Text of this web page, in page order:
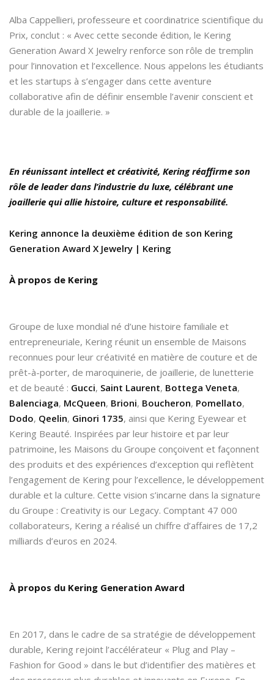
Alba Cappellieri, professeure et coordinatrice scientifique du
Prix, conclut : « Avec cette seconde édition, le Kering
Generation Award X Jewelry renforce son rôle de tremplin
pour l’innovation et l’excellence. Nous appelons les étudiants
et les startups à s’engager dans cette aventure
collaborative afin de définir ensemble l’avenir conscient et
durable de la joaillerie. »
En réunissant intellect et créativité, Kering réaffirme son
rôle de leader dans l’industrie du luxe, célébrant une
joaillerie qui allie histoire, culture et responsabilité.
Kering annonce la deuxième édition de son Kering
Generation Award X Jewelry | Kering
À propos de Kering
Groupe de luxe mondial né d’une histoire familiale et
entrepreneuriale, Kering réunit un ensemble de Maisons
reconnues pour leur créativité en matière de couture et de
prêt-à-porter, de maroquinerie, de joaillerie, de lunetterie
et de beauté : Gucci, Saint Laurent, Bottega Veneta,
Balenciaga, McQueen, Brioni, Boucheron, Pomellato,
Dodo, Qeelin, Ginori 1735, ainsi que Kering Eyewear et
Kering Beauté. Inspirées par leur histoire et par leur
patrimoine, les Maisons du Groupe conçoivent et façonnent
des produits et des expériences d’exception qui reflètent
l’engagement de Kering pour l’excellence, le développement
durable et la culture. Cette vision s’incarne dans la signature
du Groupe : Creativity is our Legacy. Comptant 47 000
collaborateurs, Kering a réalisé un chiffre d’affaires de 17,2
milliards d’euros en 2024.
À propos du Kering Generation Award
En 2017, dans le cadre de sa stratégie de développement
durable, Kering rejoint l’accélérateur « Plug and Play –
Fashion for Good » dans le but d’identifier des matières et